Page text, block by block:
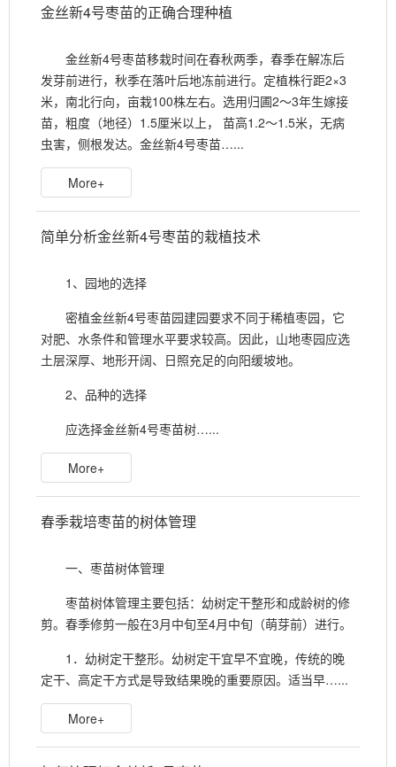
金丝新4号枣苗的正确合理种植
金丝新4号枣苗移栽时间在春秋两季，春季在解冻后
发芽前进行，秋季在落叶后地冻前进行。定植株行距2×3
米，南北行向，亩栽100株左右。选用归圃2～3年生嫁接
苗，粗度（地径）1.5厘米以上， 苗高1.2～1.5米，无病
虫害，侧根发达。金丝新4号枣苗…...
More+
简单分析金丝新4号枣苗的栽植技术
1、园地的选择
密植金丝新4号枣苗园建园要求不同于稀植枣园，它
对肥、水条件和管理水平要求较高。因此，山地枣园应选
土层深厚、地形开阔、日照充足的向阳缓坡地。
2、品种的选择
应选择金丝新4号枣苗树…...
More+
春季栽培枣苗的树体管理
一、枣苗树体管理
枣苗树体管理主要包括：幼树定干整形和成龄树的修
剪。春季修剪一般在3月中旬至4月中旬（萌芽前）进行。
1．幼树定干整形。幼树定干宜早不宜晚，传统的晚
定干、高定干方式是导致结果晚的重要原因。适当早…...
More+